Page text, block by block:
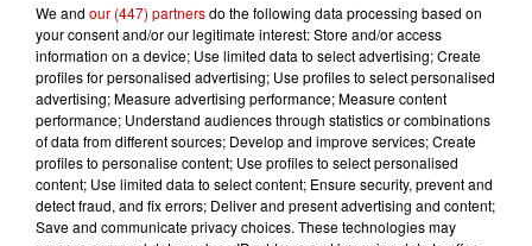
Le Duel - Gagnez vos entrées
pour l'un des zoos de nos
régions !
We and our (447) partnersdo the following data processing based on
your consent and/or our legitimate interest: Store and/or access
information on a device; Use limited data to select advertising; Create
profiles for personalised advertising; Use profiles to select personalised
advertising; Measure advertising performance; Measure content
performance; Understand audiences through statistics or combinations
of data from different sources; Develop and improve services; Create
profiles to personalise content; Use profiles to select personalised
content; Use limited data to select content; Ensure security, prevent and
detect fraud, and fix errors; Deliver and present advertising and content;
Save and communicate privacy choices. These technologies may